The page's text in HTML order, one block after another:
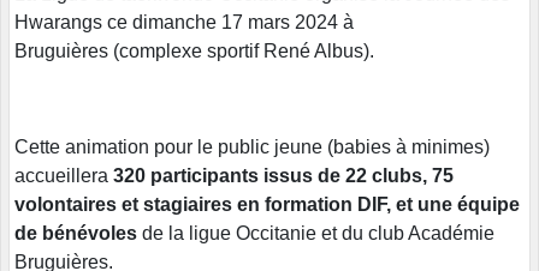
Hwarangs ce dimanche 17 mars 2024 à
Bruguières (complexe sportif René Albus).
Cette animation pour le public jeune (babies à minimes)
accueillera 320 participants issus de 22 clubs, 75
volontaires et stagiaires en formation DIF, et une équipe
de bénévoles de la ligue Occitanie et du club Académie
Bruguières.